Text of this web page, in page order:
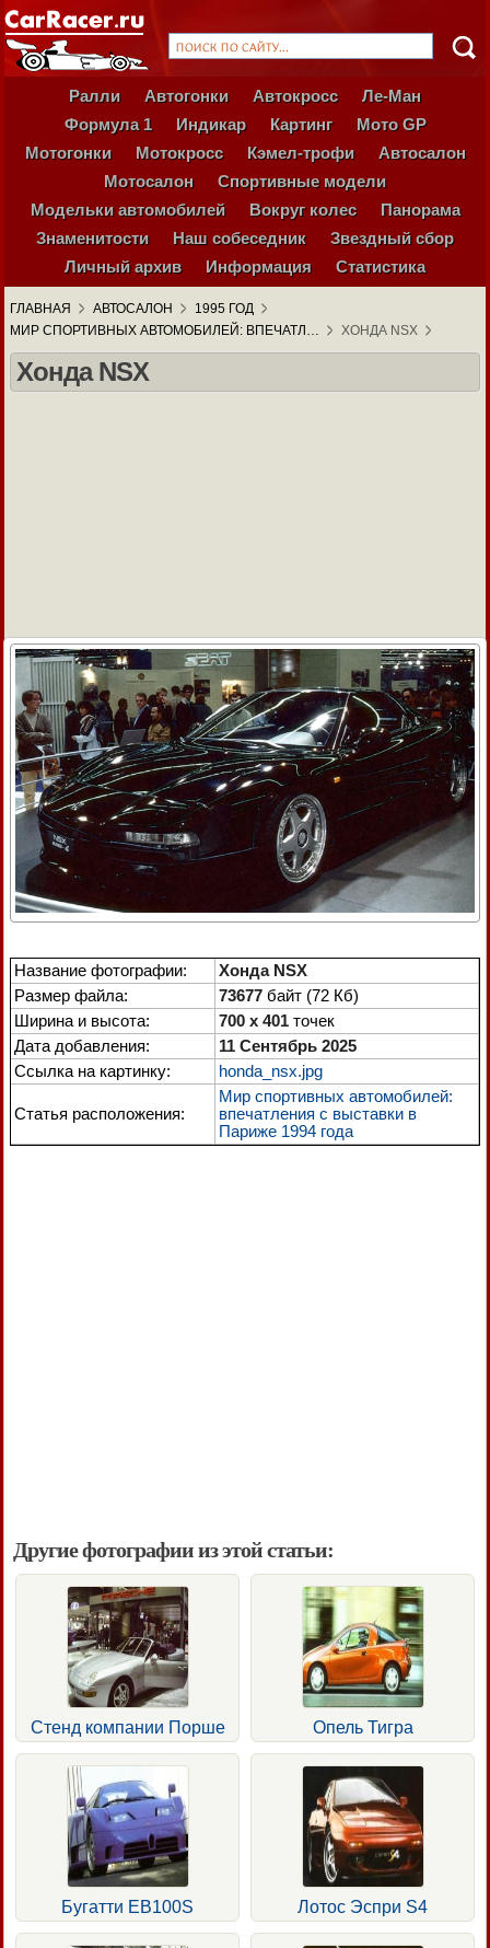
Ралли Автогонки Автокросс
Ле-Ман
Формула 1
Индикар Картинг
Мото GP
Мотогонки
Мотокросс Кэмел-трофи
Автосалон
Мотосалон
Спортивные модели
Модельки автомобилей
Вокруг колес
Панорама
Знаменитости
Наш собеседник
Звездный сбор
Личный архив
Информация Статистика
ГЛАВНАЯ АВТОСАЛОН
1995 ГОД
МИР СПОРТИВНЫХ АВТОМОБИЛЕЙ: ВПЕЧАТЛ…
ХОНДА NSX
Хонда NSX
Название фотографии:
Хонда NSX
Размер файла:
73677 байт (72 Кб)
Ширина и высота:
700 x 401 точек
Дата добавления:
11 Сентябрь 2025
Ссылка на картинку:
honda_nsx.jpg
Статья расположения:
Мир спортивных автомобилей:
впечатления с выставки в
Париже 1994 года
Другие фотографии из этой статьи:
Стенд компании Порше Опель Тигра
Бугатти ЕВ100S Лотос Эспри S4